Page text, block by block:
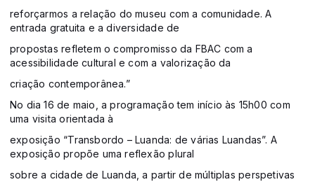
reforçarmos a relação do museu com a comunidade. A
entrada gratuita e a diversidade de
propostas refletem o compromisso da FBAC com a
acessibilidade cultural e com a valorização da
criação contemporânea.”
No dia 16 de maio, a programação tem início às 15h00 com
uma visita orientada à
exposição “Transbordo – Luanda: de várias Luandas”. A
exposição propõe uma reflexão plural
sobre a cidade de Luanda, a partir de múltiplas perspetivas